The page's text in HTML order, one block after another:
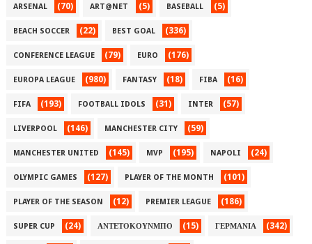
ARSENAL (70) ART@NET (5) BASEBALL (5)
BEACH SOCCER (22) BEST GOAL (336)
CONFERENCE LEAGUE (79) EURO (176)
EUROPA LEAGUE (980) FANTASY (18) FIBA (16)
FIFA (193) FOOTBALL IDOLS (31) INTER (57)
LIVERPOOL (146) MANCHESTER CITY (59)
MANCHESTER UNITED (145) MVP (195) NAPOLI (24)
OLYMPIC GAMES (127) PLAYER OF THE MONTH (101)
PLAYER OF THE SEASON (12) PREMIER LEAGUE (186)
SUPER CUP (24) ΑΝΤΕΤΟΚΟΥΝΜΠΟ (15) ΓΕΡΜΑΝΙΑ (342)